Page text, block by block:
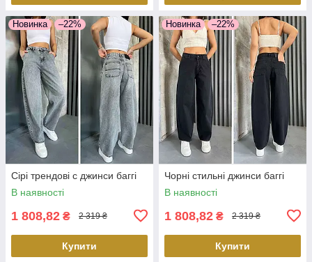
Новинка –22%
Сірі трендові с джинси баггі
В наявності
1 808,82 ₴ 2 319 ₴
Купити
Новинка –22%
Чорні стильні джинси баггі
В наявності
1 808,82 ₴ 2 319 ₴
Купити